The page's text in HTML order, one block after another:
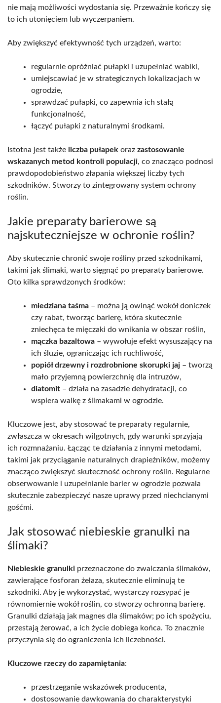
nie mają możliwości wydostania się. Przeważnie kończy się
to ich utonięciem lub wyczerpaniem.
Aby zwiększyć efektywność tych urządzeń, warto:
regularnie opróżniać pułapki i uzupełniać wabiki,
umiejscawiać je w strategicznych lokalizacjach w
ogrodzie,
sprawdzać pułapki, co zapewnia ich stałą
funkcjonalność,
łączyć pułapki z naturalnymi środkami.
Istotna jest także liczba pułapek oraz zastosowanie
wskazanych metod kontroli populacji, co znacząco podnosi
prawdopodobieństwo złapania większej liczby tych
szkodników. Stworzy to zintegrowany system ochrony
roślin.
Jakie preparaty barierowe są
najskuteczniejsze w ochronie roślin?
Aby skutecznie chronić swoje rośliny przed szkodnikami,
takimi jak ślimaki, warto sięgnąć po preparaty barierowe.
Oto kilka sprawdzonych środków:
miedziana taśma – można ją owinąć wokół doniczek
czy rabat, tworząc barierę, która skutecznie
zniechęca te mięczaki do wnikania w obszar roślin,
mączka bazaltowa – wywołuje efekt wysuszający na
ich śluzie, ograniczając ich ruchliwość,
popiół drzewny i rozdrobnione skorupki jaj – tworzą
mało przyjemną powierzchnię dla intruzów,
diatomit – działa na zasadzie dehydratacji, co
wspiera walkę z ślimakami w ogrodzie.
Kluczowe jest, aby stosować te preparaty regularnie,
zwłaszcza w okresach wilgotnych, gdy warunki sprzyjają
ich rozmnażaniu. Łącząc te działania z innymi metodami,
takimi jak przyciąganie naturalnych drapieżników, możemy
znacząco zwiększyć skuteczność ochrony roślin. Regularne
obserwowanie i uzupełnianie barier w ogrodzie pozwala
skutecznie zabezpieczyć nasze uprawy przed niechcianymi
gośćmi.
Jak stosować niebieskie granulki na
ślimaki?
Niebieskie granulki przeznaczone do zwalczania ślimaków,
zawierające fosforan żelaza, skutecznie eliminują te
szkodniki. Aby je wykorzystać, wystarczy rozsypać je
równomiernie wokół roślin, co stworzy ochronną barierę.
Granulki działają jak magnes dla ślimaków; po ich spożyciu,
przestają żerować, a ich życie dobiega końca. To znacznie
przyczynia się do ograniczenia ich liczebności.
Kluczowe rzeczy do zapamiętania:
przestrzeganie wskazówek producenta,
dostosowanie dawkowania do charakterystyki